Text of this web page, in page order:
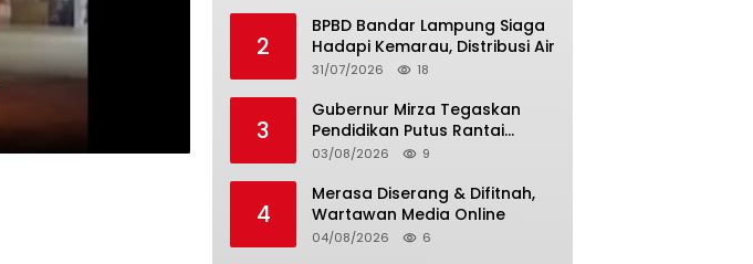
2
BPBD Bandar Lampung Siaga
Hadapi Kemarau, Distribusi Air
31/07/2026 18
3
Gubernur Mirza Tegaskan
Pendidikan Putus Rantai
Kemiskinan
03/08/2026 9
4
Merasa Diserang & Difitnah,
Wartawan Media Online
04/08/2026 6